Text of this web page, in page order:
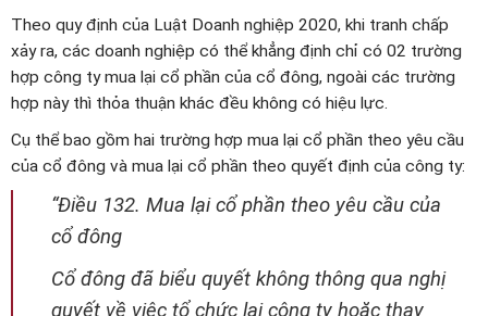
Theo quy định của Luật Doanh nghiệp 2020, khi tranh chấp
xảy ra, các doanh nghiệp có thể khẳng định chỉ có 02 trường
hợp công ty mua lại cổ phần của cổ đông, ngoài các trường
hợp này thì thỏa thuận khác đều không có hiệu lực.
Cụ thể bao gồm hai trường hợp mua lại cổ phần theo yêu cầu
của cổ đông và mua lại cổ phần theo quyết định của công ty:
“Điều 132. Mua lại cổ phần theo yêu cầu của
cổ đông
Cổ đông đã biểu quyết không thông qua nghị
quyết về việc tổ chức lại công ty hoặc thay